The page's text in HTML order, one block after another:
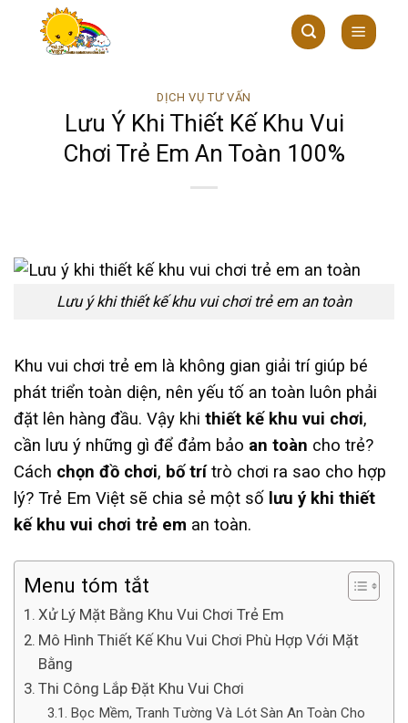
DỊCH VỤ TƯ VẤN
Lưu Ý Khi Thiết Kế Khu Vui
Chơi Trẻ Em An Toàn 100%
Lưu ý khi thiết kế khu vui chơi trẻ em an toàn
Khu vui chơi trẻ em là không gian giải trí giúp bé
phát triển toàn diện, nên yếu tố an toàn luôn phải
đặt lên hàng đầu. Vậy khi thiết kế khu vui chơi,
cần lưu ý những gì để đảm bảo an toàn cho trẻ?
Cách chọn đồ chơi, bố trítrò chơi ra sao cho hợp
lý? Trẻ Em Việt sẽ chia sẻ một số lưu ý khi thiết
kế khu vui chơi trẻ em an toàn.
Menu tóm tắt
Xử Lý Mặt Bằng Khu Vui Chơi Trẻ Em
Mô Hình Thiết Kế Khu Vui Chơi Phù Hợp Với Mặt
Bằng
Thi Công Lắp Đặt Khu Vui Chơi
Bọc Mềm, Tranh Tường Và Lót Sàn An Toàn Cho